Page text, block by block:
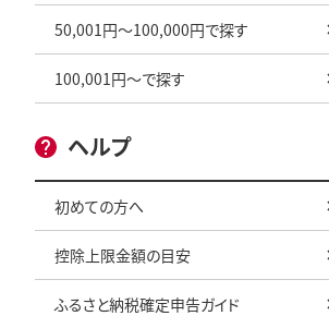
50,001円～100,000円で探す
100,001円～で探す
ヘルプ
初めての方へ
控除上限金額の目安
ふるさと納税確定申告ガイド